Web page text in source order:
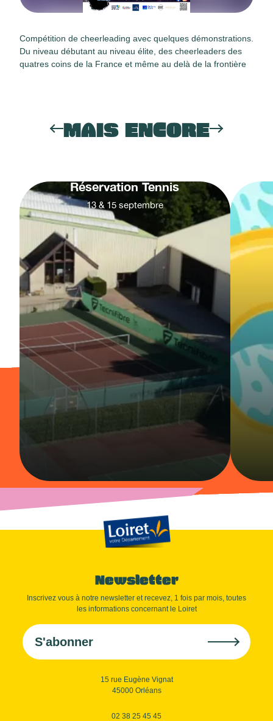
Compétition de cheerleading avec quelques démonstrations.
Du niveau débutant au niveau élite, des cheerleaders des
quatres coins de la France et même au delà de la frontière
MAIS ENCORE
Réservation Tennis
13 & 15 septembre
Newsletter
Inscrivez vous à notre newsletter et recevez, 1 fois par mois, toutes
les informations concernant le Loiret
S'abonner
15 rue Eugène Vignat
45000 Orléans
02 38 25 45 45